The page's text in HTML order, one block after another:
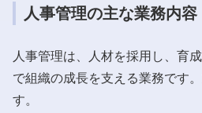
人事管理の主な業務内容
人事管理は、人材を採用し、育
で組織の成長を支える業務です
す。